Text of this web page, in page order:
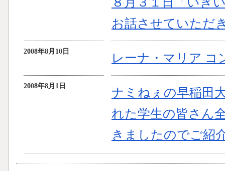
お話させていただ
2008年8月10日 レーナ・マリア コ
2008年8月1日
ナミねぇの早稲田
れた学生の皆さん
きましたのでご紹